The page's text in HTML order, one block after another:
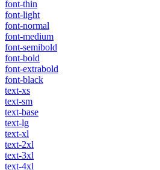
font-thin
font-light
font-normal
font-medium
font-semibold
font-bold
font-extrabold
font-black
text-xs
text-sm
text-base
text-lg
text-xl
text-2xl
text-3xl
text-4xl